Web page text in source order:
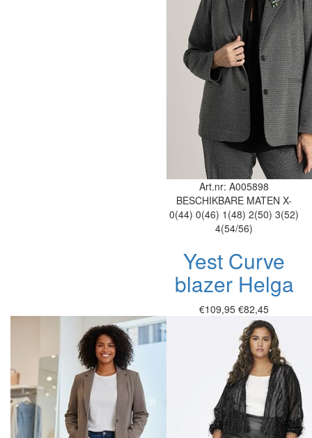
Art.nr: A005898
BESCHIKBARE MATEN X-
0(44) 0(46) 1(48) 2(50) 3(52)
4(54/56)
Yest Curve
blazer Helga
€109,95 €82,45